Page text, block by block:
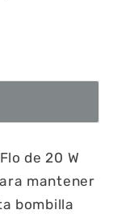
de 20 W
mantener
bombilla